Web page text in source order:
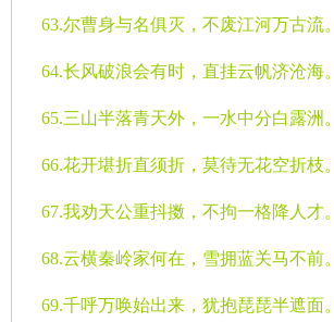
63.尔曹身与名俱灭，不废江河万古流。
64.长风破浪会有时，直挂云帆济沧海。
65.三山半落青天外，一水中分白露洲。
66.花开堪折直须折，莫待无花空折枝。
67.我劝天公重抖擞，不拘一格降人才。
68.云横秦岭家何在，雪拥蓝关马不前。
69.千呼万唤始出来，犹抱琵琵半遮面。